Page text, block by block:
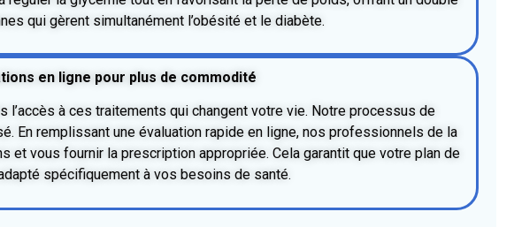
qui gèrent simultanément l’obésité et le diabète.
en ligne pour plus de commodité
l’accès à ces traitements qui changent votre vie. Notre processus de
En remplissant une évaluation rapide en ligne, nos professionnels de la
et vous fournir la prescription appropriée. Cela garantit que votre plan de
spécifiquement à vos besoins de santé.